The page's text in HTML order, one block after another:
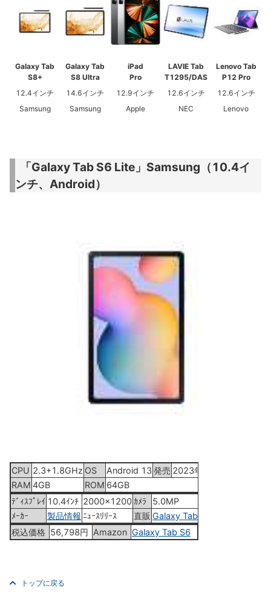
Galaxy Tab
S8+
12.4インチ
Samsung
Galaxy Tab
S8 Ultra
14.6インチ
Samsung
iPad
Pro
12.9インチ
Apple
LAVIE Tab
T1295/DAS
12.6インチ
NEC
Lenovo Tab
P12 Pro
12.6インチ
Lenovo
「Galaxy Tab S6 Lite」Samsung（10.4イ
ンチ、Android）
CPU 2.3+1.8GHz OS Android 13発売 2023年6月23日
RAM 4GB ROM 64GB
ﾃﾞｨｽﾌﾟﾚｲ 10.4ｲﾝﾁ 2000x1200 ｶﾒﾗ
5.0MP
ﾒｰｶｰ
製品情報 ﾆｭｰｽﾘﾘｰｽ 直販 Galaxy Tab S6
税込価格 56,798円 Amazon Galaxy Tab S6
トップに戻る